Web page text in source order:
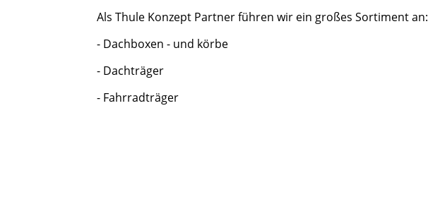
Als Thule Konzept Partner führen wir ein großes Sortiment an:
- Dachboxen - und körbe
- Dachträger
- Fahrradträger